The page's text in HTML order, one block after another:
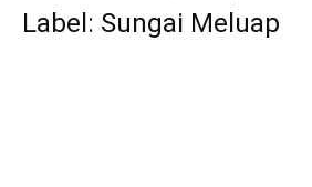
Label: Sungai Meluap